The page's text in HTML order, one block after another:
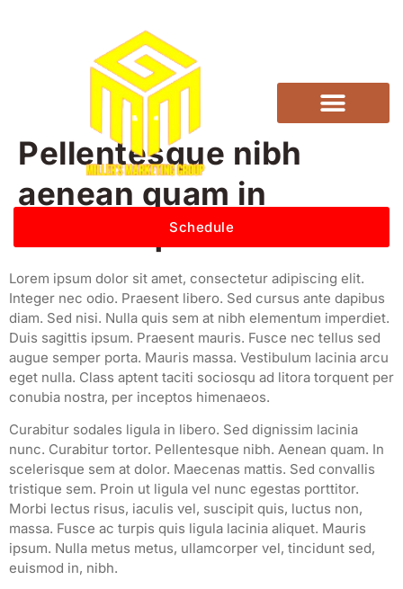
Schedule
Pellentesque nibh
aenean quam in
scelerisque
Lorem ipsum dolor sit amet, consectetur adipiscing elit.
Integer nec odio. Praesent libero. Sed cursus ante dapibus
diam. Sed nisi. Nulla quis sem at nibh elementum imperdiet.
Duis sagittis ipsum. Praesent mauris. Fusce nec tellus sed
augue semper porta. Mauris massa. Vestibulum lacinia arcu
eget nulla. Class aptent taciti sociosqu ad litora torquent per
conubia nostra, per inceptos himenaeos.
Curabitur sodales ligula in libero. Sed dignissim lacinia
nunc. Curabitur tortor. Pellentesque nibh. Aenean quam. In
scelerisque sem at dolor. Maecenas mattis. Sed convallis
tristique sem. Proin ut ligula vel nunc egestas porttitor.
Morbi lectus risus, iaculis vel, suscipit quis, luctus non,
massa. Fusce ac turpis quis ligula lacinia aliquet. Mauris
ipsum. Nulla metus metus, ullamcorper vel, tincidunt sed,
euismod in, nibh.